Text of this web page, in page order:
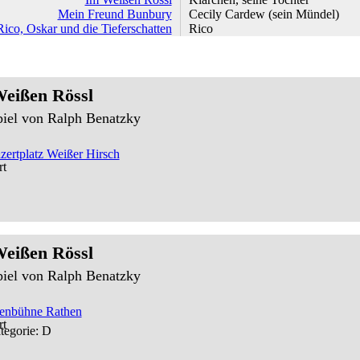
Mein Freund Bunbury
Cecily Cardew (sein Mündel)
Oskar und die Tieferschatten
Rico
Rössl
von Ralph Benatzky
Weißer Hirsch
Rössl
von Ralph Benatzky
Rathen
D